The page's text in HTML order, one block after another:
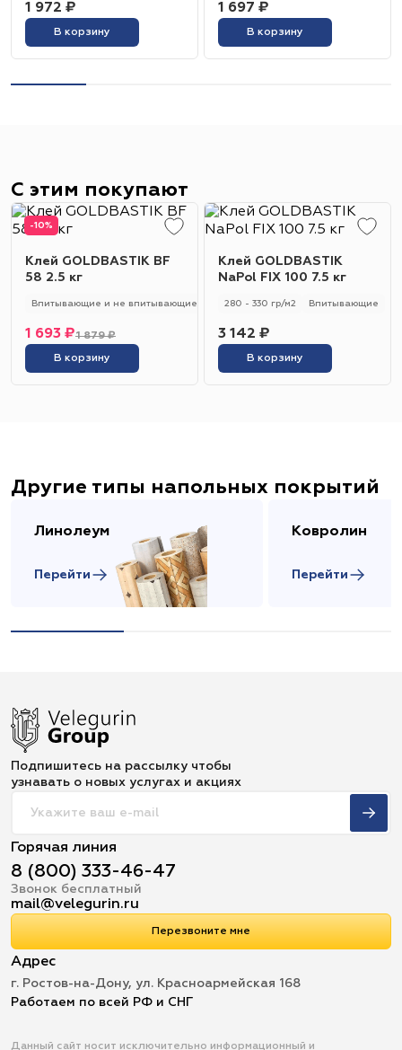
1 972 ₽
В корзину
1 697 ₽
В корзину
С этим покупают
-10%
Клей GOLDBASTIK BF
58 2.5 кг
Впитывающие и не впитывающие 250 - 280 гр/м2 Универсальный
1 879 ₽
1 693 ₽
В корзину
Клей GOLDBASTIK
NaPol FIX 100 7.5 кг
280 - 330 гр/м2 Впитывающие
3 142 ₽
В корзину
Другие типы напольных покрытий
Линолеум
Перейти
Ковролин
Перейти
Подпишитесь на рассылку чтобы
узнавать о новых услугах и акциях
Горячая линия
8 (800) 333-46-47
Звонок бесплатный
mail@velegurin.ru
Перезвоните мне
Адрес
г. Ростов-на-Дону, ул. Красноармейская 168
Работаем по всей РФ и СНГ
Данный сайт носит исключительно информационный и